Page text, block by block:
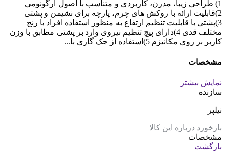
1) طراحی زیبا، مدرن، کاربردی و متناسب با اصول ارگونومی
2)قابلیت ارائه با روکش های چرم، پارچه برای نشیمن و پشتی
3)پشتی با قابلیت تنظیم ارتفاع به منظور استفاده افراد با رنج
مختلف قدی 4)دارای پیچ تنظیم نیروی وارد بر پشتی مطابق با وزن
کاربر بر روی مکانیزم 5)استفاده از جک گازی با...
مشخصات
نمایش بیشتر
سازنده
نیلپر
بازخورد درباره این کالا
مشخصات
بازگشت